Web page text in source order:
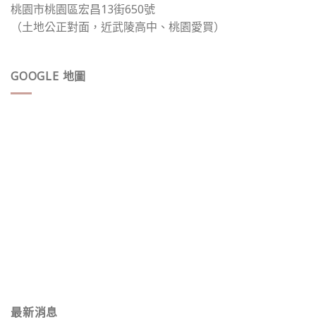
桃園市桃園區宏昌13街650號
（土地公正對面，近武陵高中、桃園愛買）
GOOGLE 地圖
最新消息